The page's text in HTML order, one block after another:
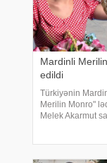
Mardinli
edildi
Türkiyənin
Merilin Monro"
Melek Akarmut